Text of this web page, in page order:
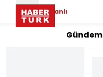
Canlı
Gündem